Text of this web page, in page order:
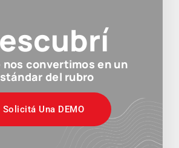
nos convertimos en un
del rubro
Solicitá Una DEMO